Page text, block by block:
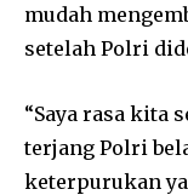
mudah
setelah Polri
“Saya rasa kita
terjang Polri
keterpurukan